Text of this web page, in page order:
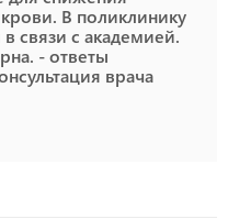
В поликлинику
связи с академией.
- ответы
врача